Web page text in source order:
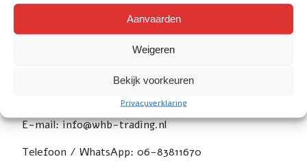
Aanvaarden
Weigeren
Bekijk voorkeuren
Privacyverklaring
Heeft u nog vragen of wilt u advies? Klik
E-mail: info@whb-trading.nl
Telefoon / WhatsApp: 06-83811670